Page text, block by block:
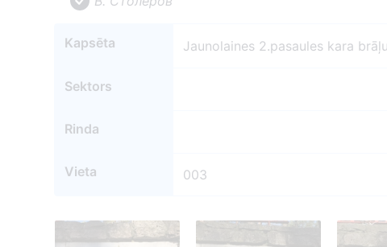
Kapsēta Jaunolaines 2.pasaules kara
Sektors
Rinda
Vieta 003